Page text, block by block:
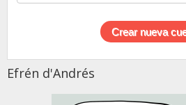
Efrén d'Andrés